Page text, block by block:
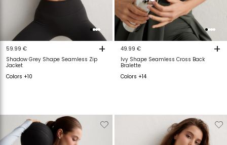
Shadow Grey Shape Seamless Zip
Jacket
59.99 € +
Colors +10
Ivy Shape Seamless Cross Back
Bralette
49.99 € +
Colors +14
Toevoegen
Verwijderen
verlanglijstje
Verwijderen
van
verlanglijstje